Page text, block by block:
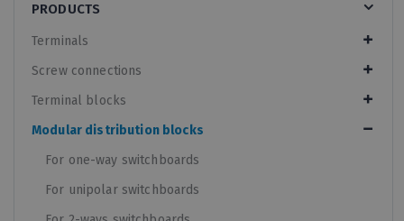
PRODUCTS
Terminals
Screw connections
Terminal blocks
Modular distribution blocks
For one-way switchboards
For unipolar switchboards